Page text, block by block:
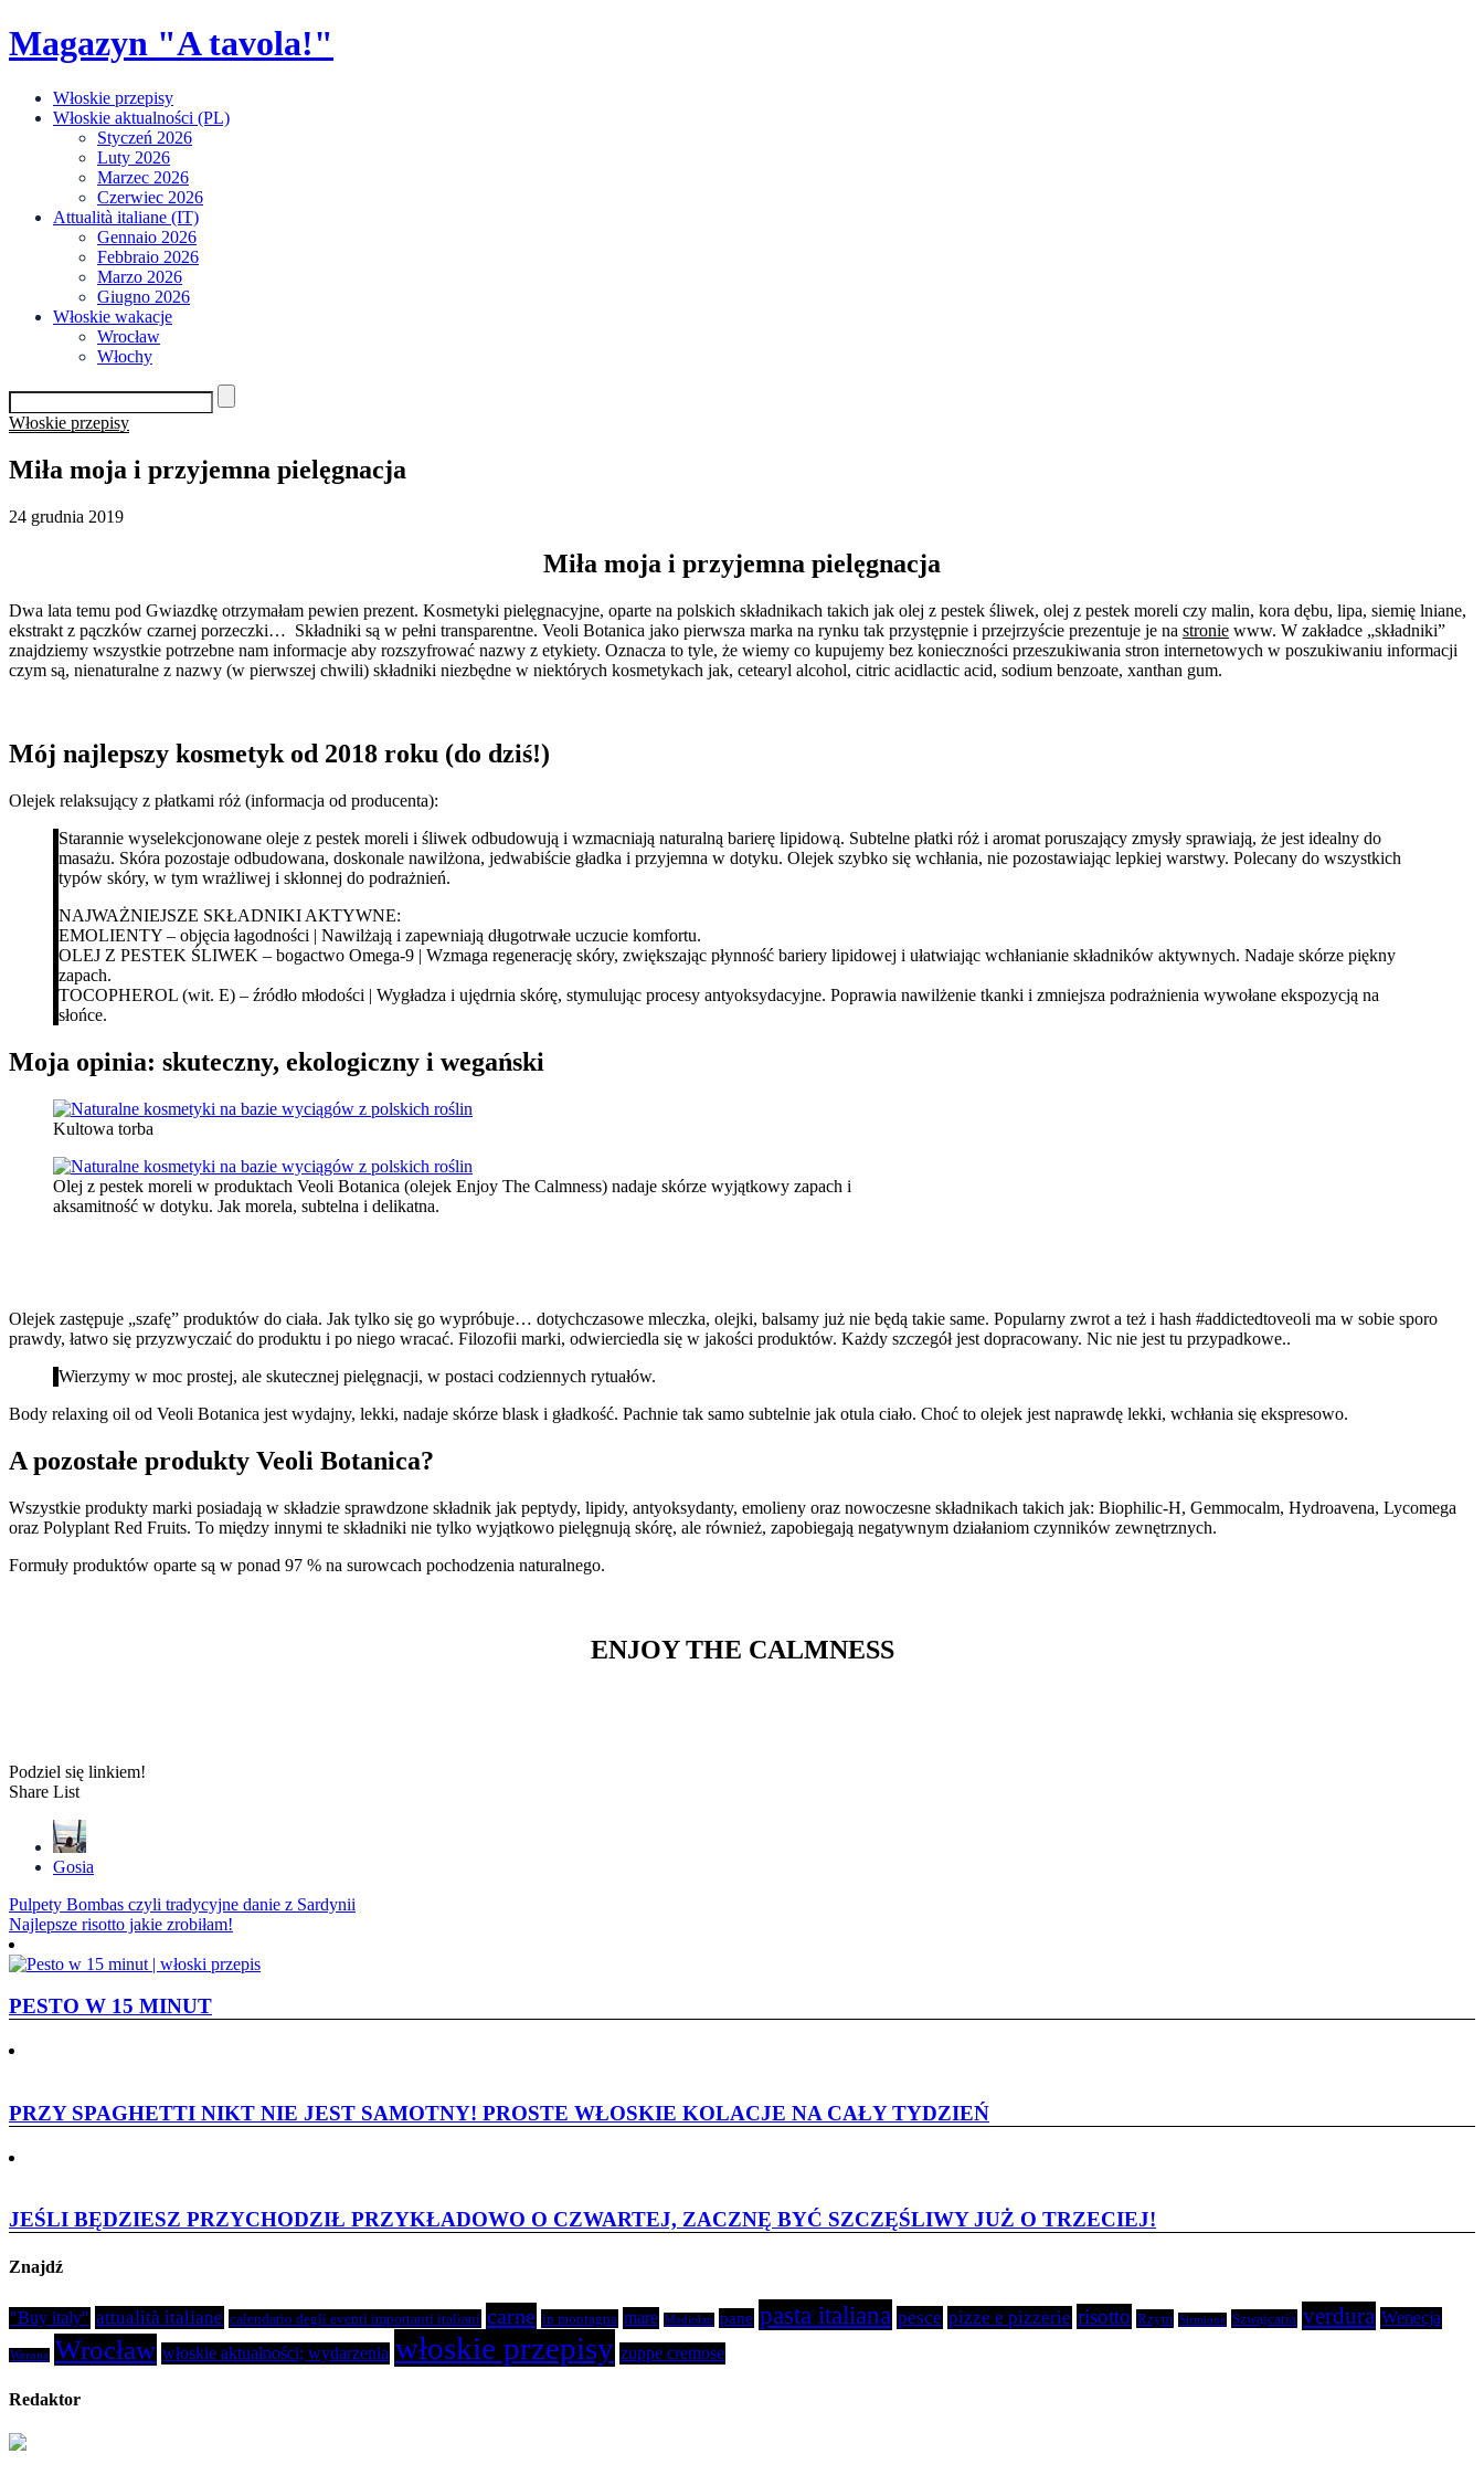
Skip
to
Magazyn "A tavola!"
Włoskie przepisy
Włoskie aktualności (PL)
Styczeń 2026
Luty 2026
Marzec 2026
Czerwiec 2026
Attualità italiane (IT)
Gennaio 2026
Febbraio 2026
Marzo 2026
Giugno 2026
Włoskie wakacje
Wrocław
Włochy
Włoskie przepisy
Miła moja i przyjemna pielęgnacja
24 grudnia 2019
Miła moja i przyjemna pielęgnacja
Dwa lata temu pod Gwiazdkę otrzymałam pewien prezent. Kosmetyki pielęgnacyjne, oparte na polskich składnikach takich jak olej z pestek śliwek, olej z pestek moreli czy malin, kora dębu, lipa, siemię lniane,
ekstrakt z pączków czarnej porzeczki… Składniki są w pełni transparentne. Veoli Botanica jako pierwsza marka na rynku tak przystępnie i przejrzyście prezentuje je na stronie www. W zakładce „składniki”
znajdziemy wszystkie potrzebne nam informacje aby rozszyfrować nazwy z etykiety. Oznacza to tyle, że wiemy co kupujemy bez konieczności przeszukiwania stron internetowych w poszukiwaniu informacji
czym są, nienaturalne z nazwy (w pierwszej chwili) składniki niezbędne w niektórych kosmetykach jak, cetearyl alcohol, citric acidlactic acid, sodium benzoate, xanthan gum.
Mój najlepszy kosmetyk od 2018 roku (do dziś!)
Olejek relaksujący z płatkami róż (informacja od producenta):
Starannie wyselekcjonowane oleje z pestek moreli i śliwek odbudowują i wzmacniają naturalną barierę lipidową. Subtelne płatki róż i aromat poruszający zmysły sprawiają, że jest idealny do
masażu. Skóra pozostaje odbudowana, doskonale nawilżona, jedwabiście gładka i przyjemna w dotyku. Olejek szybko się wchłania, nie pozostawiając lepkiej warstwy. Polecany do wszystkich
typów skóry, w tym wrażliwej i skłonnej do podrażnień.
NAJWAŻNIEJSZE SKŁADNIKI AKTYWNE:
EMOLIENTY – objęcia łagodności | Nawilżają i zapewniają długotrwałe uczucie komfortu.
OLEJ Z PESTEK ŚLIWEK – bogactwo Omega-9 | Wzmaga regenerację skóry, zwiększając płynność bariery lipidowej i ułatwiając wchłanianie składników aktywnych. Nadaje skórze piękny
zapach.
TOCOPHEROL (wit. E) – źródło młodości | Wygładza i ujędrnia skórę, stymulując procesy antyoksydacyjne. Poprawia nawilżenie tkanki i zmniejsza podrażnienia wywołane ekspozycją na
słońce.
Moja opinia: skuteczny, ekologiczny i wegański
Kultowa torba
Olej z pestek moreli w produktach Veoli Botanica (olejek Enjoy The Calmness) nadaje skórze wyjątkowy zapach i
aksamitność w dotyku. Jak morela, subtelna i delikatna.
Olejek zastępuje „szafę” produktów do ciała. Jak tylko się go wypróbuje… dotychczasowe mleczka, olejki, balsamy już nie będą takie same. Popularny zwrot a też i hash #addictedtoveoli ma w sobie sporo
prawdy, łatwo się przyzwyczaić do produktu i po niego wracać. Filozofii marki, odwierciedla się w jakości produktów. Każdy szczegół jest dopracowany. Nic nie jest tu przypadkowe..
Wierzymy w moc prostej, ale skutecznej pielęgnacji, w postaci codziennych rytuałów.
Body relaxing oil od Veoli Botanica jest wydajny, lekki, nadaje skórze blask i gładkość. Pachnie tak samo subtelnie jak otula ciało. Choć to olejek jest naprawdę lekki, wchłania się ekspresowo.
A pozostałe produkty Veoli Botanica?
Wszystkie produkty marki posiadają w składzie sprawdzone składnik jak peptydy, lipidy, antyoksydanty, emolieny oraz nowoczesne składnikach takich jak: Biophilic-H, Gemmocalm, Hydroavena, Lycomega
oraz Polyplant Red Fruits. To między innymi te składniki nie tylko wyjątkowo pielęgnują skórę, ale również, zapobiegają negatywnym działaniom czynników zewnętrznych.
Formuły produktów oparte są w ponad 97 % na surowcach pochodzenia naturalnego.
ENJOY THE CALMNESS
Podziel się linkiem!
Share List
Gosia
Nawigacja
wpisu
Pulpety Bombas czyli tradycyjne danie z Sardynii
Najlepsze risotto jakie zrobiłam!
PESTO W 15 MINUT
PRZY SPAGHETTI NIKT NIE JEST SAMOTNY! PROSTE WŁOSKIE KOLACJE NA CAŁY TYDZIEŃ
JEŚLI BĘDZIESZ PRZYCHODZIŁ PRZYKŁADOWO O CZWARTEJ, ZACZNĘ BYĆ SZCZĘŚLIWY JUŻ O TRZECIEJ!
Znajdź
"Buy italy" attualità italiane calendario degli eventi importanti italiani carne in montagna mare Mediolan pane pasta italiana pesce pizze e pizzerie risotto Rzym Sirmione Szwajcaria verdura Wenecja
Werona Wrocław włoskie aktualności; wydarzenia włoskie przepisy zuppe cremose
Redaktor